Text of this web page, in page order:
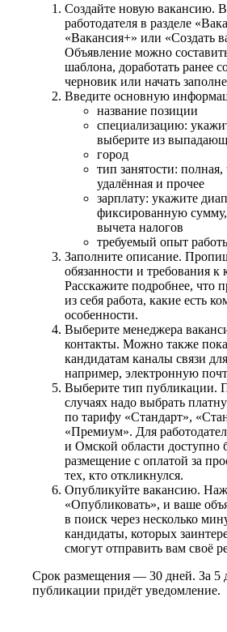
Создайте новую вакансию.
работодателя в разделе
«Вакансия+» или «Создать
Объявление можно
шаблона, доработать ранее
черновик или начать
Введите основную
название позиции
специализацию:
выберите из
город
тип занятости: полная,
удалённая и прочее
зарплату: укажите
фиксированную
вычета налогов
требуемый опыт
Заполните описание.
обязанности и требования к
Расскажите подробнее, что
из себя работа, какие есть
особенности.
Выберите менеджера
контакты. Можно также
кандидатам каналы связи
например, электронную
Выберите тип публикации.
случаях надо выбрать
по тарифу «Стандарт»,
«Премиум». Для
и Омской области доступно
размещение с оплатой за
тех, кто откликнулся.
Опубликуйте вакансию.
«Опубликовать», и ваше
в поиск через несколько
кандидаты, которых
смогут отправить вам своё
Срок размещения — 30 дней. За 5
публикации придёт уведомление.